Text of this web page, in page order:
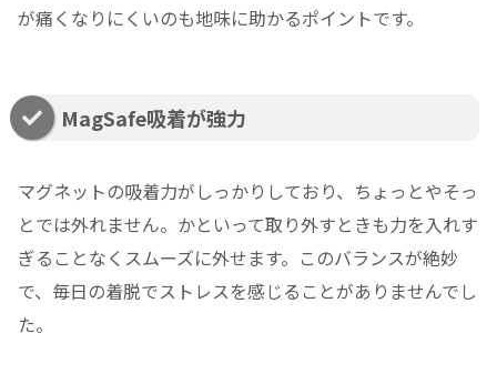
が痛くなりにくいのも地味に助かるポイントです。
MagSafe吸着が強力
マグネットの吸着力がしっかりしており、ちょっとやそっ
とでは外れません。かといって取り外すときも力を入れす
ぎることなくスムーズに外せます。このバランスが絶妙
で、毎日の着脱でストレスを感じることがありませんでし
た。